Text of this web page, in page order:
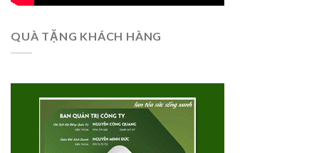
QUÀ TẶNG KHÁCH HÀNG